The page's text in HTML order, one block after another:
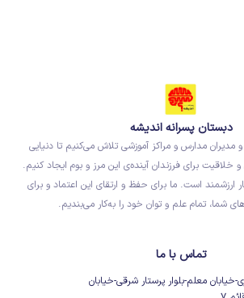
دبستان پسرانه اندیشه
و مدیران مدارس و مراکز آموزشی تلاش می‌کنیم تا دنیایی
و خلاقیت برای فرزندان آینده‌ی این مرز و بوم ایجاد کنیم.
ارزشمند است. ما برای حفظ و ارتقای این اعتماد و برای
شما، تمام علم و توان خود را به‌کار می‌بندیم.
تماس با ما
خیابان معلم-بلوار پرستار شرقی-خیابان